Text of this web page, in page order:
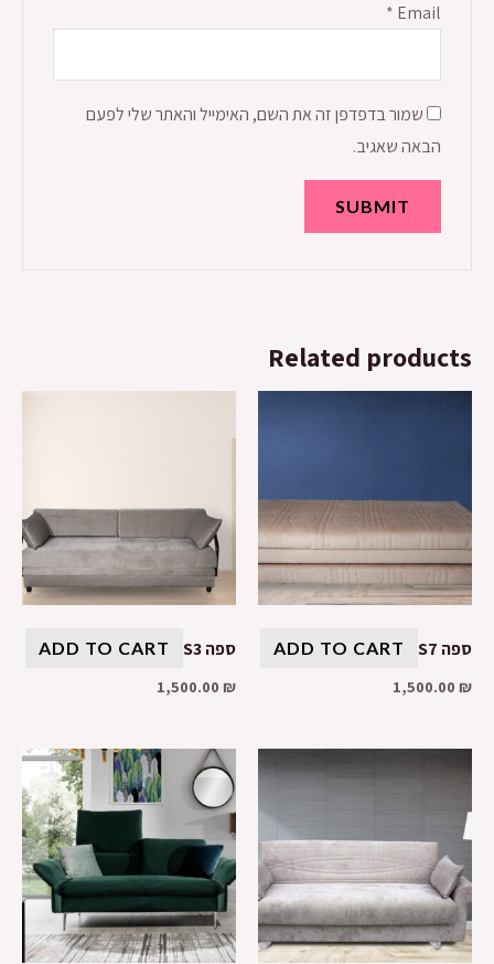
Email
*
שמור בדפדפן זה את השם, האימייל והאתר שלי לפעם
הבאה שאגיב.
Related products
ספה S7
ADD TO CART
1,500.00 ₪
ספה S3
ADD TO CART
1,500.00 ₪